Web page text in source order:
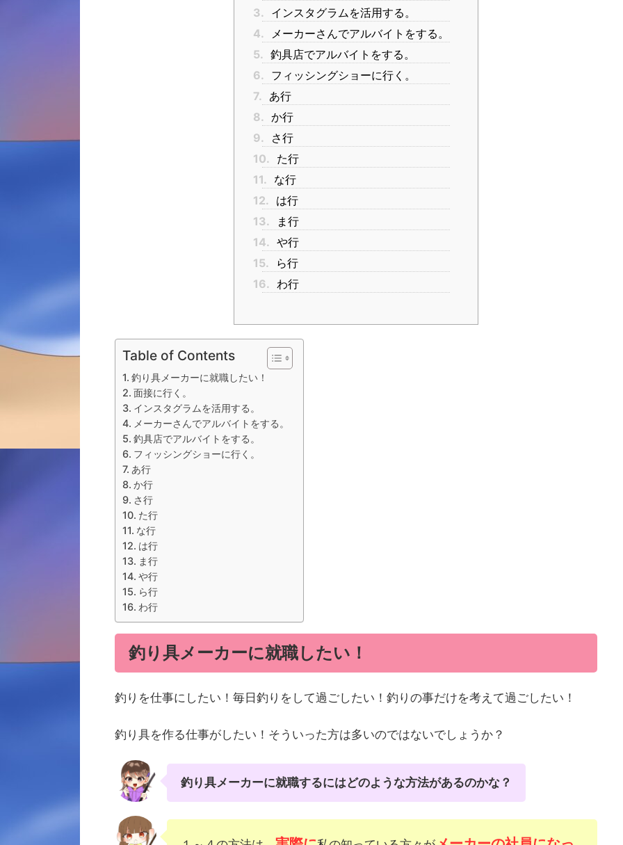
3. インスタグラムを活用する。
4.
メーカーさんでアルバイトをする。
5. 釣具店でアルバイトをする。
6. フィッシングショーに行く。
7. あ行
8. か行
9.
さ行
10. た行
11. な行
12. は行
13.
ま行
14. や行
15.
ら行
16. わ行
Table of Contents
釣り具メーカーに就職したい！
面接に行く。
インスタグラムを活用する。
メーカーさんでアルバイトをする。
釣具店でアルバイトをする。
フィッシングショーに行く。
あ行
か行
さ行
た行
な行
は行
ま行
や行
ら行
わ行
釣り具メーカーに就職したい！
釣りを仕事にしたい！毎日釣りをして過ごしたい！釣りの事だけを考えて過ごしたい！
釣り具を作る仕事がしたい！そういった方は多いのではないでしょうか？
釣り具メーカーに就職するにはどのような方法があるのかな？